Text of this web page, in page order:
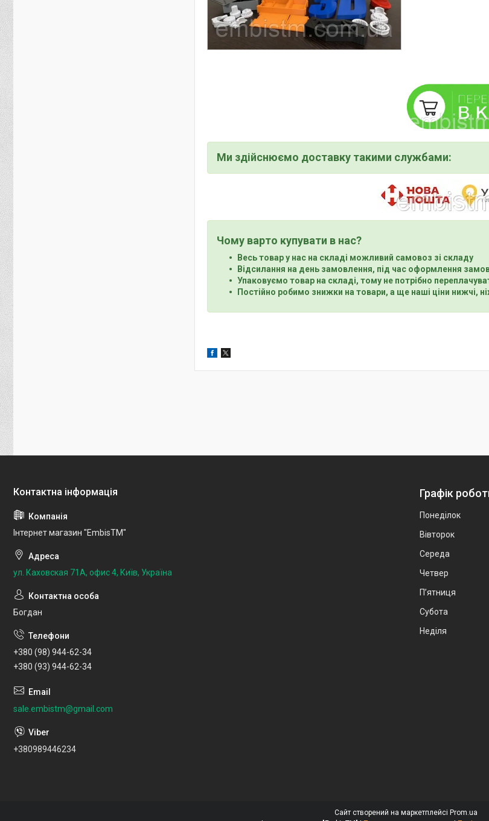
Ми здійснюємо доставку такими службами:
Чому варто купувати в нас?
Весь товар у нас на складі можливий самовоз зі складу
Відсилання на день замовлення, під час оформлення
Упаковуємо товар на складі, тому не потрібно
Постійно робимо знижки на товари, а ще наші ціни нижчі,
Інтернет магазин "EmbisTM"
ул. Каховская 71А, офис 4, Київ, Україна
Богдан
+380 (98) 944-62-34
+380 (93) 944-62-34
sale.embistm@gmail.com
+380989446234
Графік
Понеділок
Вівторок
Середа
Четвер
Пʼятниця
Субота
Неділя
Сайт створений на маркетплейсі Prom.ua